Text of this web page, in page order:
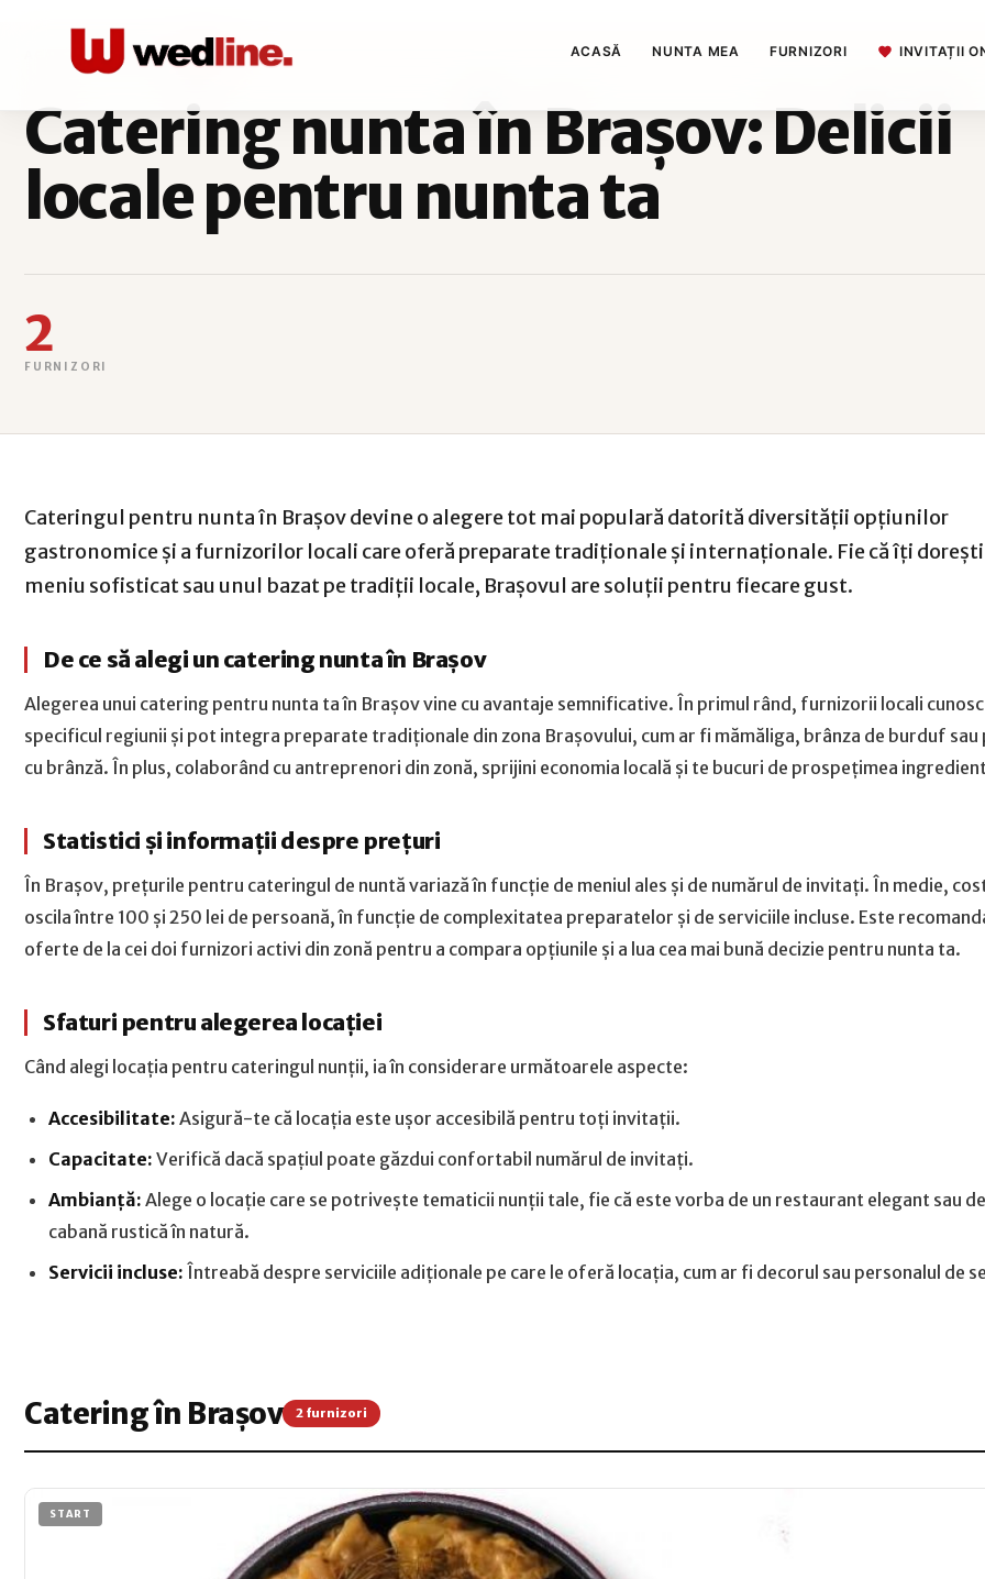
ACASĂ NUNTA MEA FURNIZORI INVITAȚII
CATERING BRAȘOV
Catering nunta în Brașov: Delicii
locale pentru nunta ta
2
FURNIZORI
Cateringul pentru nunta în Brașov devine o alegere tot mai populară datorită diversității opțiunilor
gastronomice și a furnizorilor locali care oferă preparate tradiționale și internaționale. Fie că îți
meniu sofisticat sau unul bazat pe tradiții locale, Brașovul are soluții pentru fiecare gust.
De ce să alegi un catering nunta în Brașov
Alegerea unui catering pentru nunta ta în Brașov vine cu avantaje semnificative. În primul rând, furnizorii locali cunosc
specificul regiunii și pot integra preparate tradiționale din zona Brașovului, cum ar fi mămăliga, brânza de burduf sau
cu brânză. În plus, colaborând cu antreprenori din zonă, sprijini economia locală și te bucuri de prospețimea
Statistici și informații despre prețuri
În Brașov, prețurile pentru cateringul de nuntă variază în funcție de meniul ales și de numărul de invitați. În medie,
oscila între 100 și 250 lei de persoană, în funcție de complexitatea preparatelor și de serviciile incluse. Este
oferte de la cei doi furnizori activi din zonă pentru a compara opțiunile și a lua cea mai bună decizie pentru nunta ta.
Sfaturi pentru alegerea locației
Când alegi locația pentru cateringul nunții, ia în considerare următoarele aspecte:
Accesibilitate: Asigură-te că locația este ușor accesibilă pentru toți invitații.
Capacitate: Verifică dacă spațiul poate găzdui confortabil numărul de invitați.
Ambianță: Alege o locație care se potrivește tematicii nunții tale, fie că este vorba de un restaurant elegant sau
cabană rustică în natură.
Servicii incluse: Întreabă despre serviciile adiționale pe care le oferă locația, cum ar fi decorul sau personalul de
Catering în Brașov 2 furnizori
START